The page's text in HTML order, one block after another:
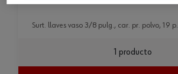
surt. llaves vaso 3/8 pulg., car. pr. polvo, 19 p.
1 producto